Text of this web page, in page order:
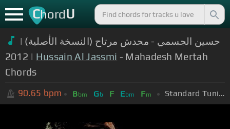
ChordU
حسين الجسمي - محدش مرتاح (النسخة الأصلية) |
2012 | Hussain Al Jassmi - Mahadesh Mertah
Chords
90.65 bpm Bbm Gb F Ebm Fm Standard Tuning (EADGBE)